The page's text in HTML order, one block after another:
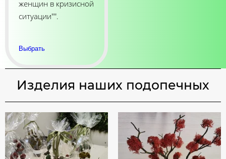
женщин в кризисной
ситуации"".
Выбрать
Изделия наших подопечных